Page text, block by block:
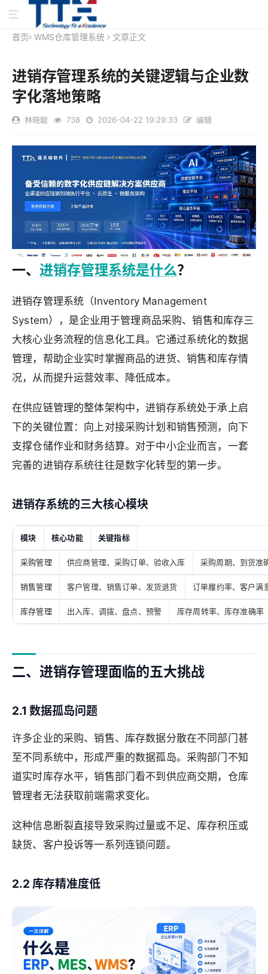
首页 WMS仓库管理系统 文章正文
进销存管理系统的关键逻辑与企业数
字化落地策略
林晓聪 738 2026-04-22 19:29:33 编辑
一、 进销存管理系统是什么？
进销存管理系统（Inventory Management
System），是企业用于管理商品采购、销售和库存三
大核心业务流程的信息化工具。它通过系统化的数据
管理，帮助企业实时掌握商品的进货、销售和库存情
况，从而提升运营效率、降低成本。
在供应链管理的整体架构中，进销存系统处于承上启
下的关键位置：向上对接采购计划和销售预测，向下
支撑仓储作业和财务结算。对于中小企业而言，一套
完善的进销存系统往往是数字化转型的第一步。
进销存系统的三大核心模块
模块 核心功能 关键指标
采购管理 供应商管理、采购订单、验收入库 采购周期、到货准
销售管理 客户管理、销售订单、发货退货 订单履约率、客户满
库存管理 出入库、调拨、盘点、预警 库存周转率、库存准确率
二、进销存管理面临的五大挑战
2.1 数据孤岛问题
许多企业的采购、销售、库存数据分散在不同部门甚
至不同系统中，形成严重的数据孤岛。采购部门不知
道实时库存水平，销售部门看不到供应商交期，仓库
管理者无法获取前端需求变化。
这种信息断裂直接导致采购过量或不足、库存积压或
缺货、客户投诉等一系列连锁问题。
2.2 库存精准度低